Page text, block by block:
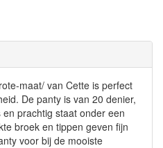
maat/ van Cette is perfect
De panty is van 20 denier,
prachtig staat onder een
broek en tippen geven fijn
voor bij de mooiste